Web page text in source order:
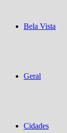
Bela Vista
Geral
Cidades